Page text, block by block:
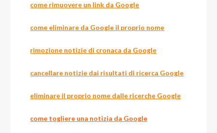
come rimuovere un link da Google
come eliminare da Google il proprio nome
rimozione notizie di cronaca da Google
cancellare notizie dai risultati di ricerca Google
eliminare il proprio nome dalle ricerche Google
come togliere una notizia da Google